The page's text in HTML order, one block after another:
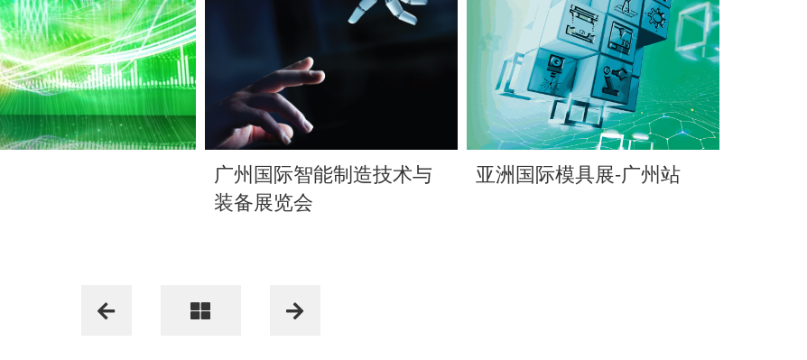
广州国际智能制造技术与
装备展览会
亚洲国际模具展-广州站